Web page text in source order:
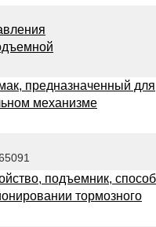
предназначенный для
механизме
подъемник, способ
тормозного